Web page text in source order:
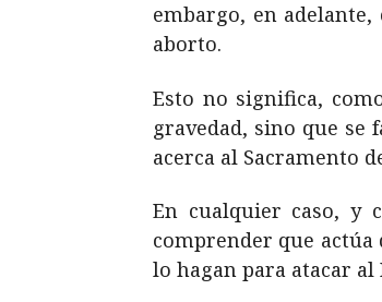
embargo, en
aborto.
Esto no significa,
gravedad, sino que se
acerca al Sacramento
En cualquier caso, y
comprender que actúa
lo hagan para atacar